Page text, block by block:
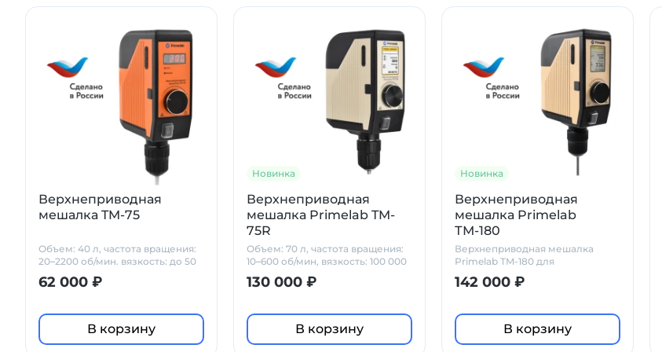
Верхнеприводная
мешалка TM-75
Объем: 40 л, частота вращения:
20–2200 об/мин. вязкость: до 50
62 000 ₽
В корзину
Новинка
Верхнеприводная
мешалка Primelab TM-
75R
Объем: 70 л, частота вращения:
10–600 об/мин, вязкость: 100 000
130 000 ₽
В корзину
Новинка
Верхнеприводная
мешалка Primelab
ТМ-180
Верхнеприводная мешалка
Primelab TM-180 для
промышленности с высокой
142 000 ₽
В корзину